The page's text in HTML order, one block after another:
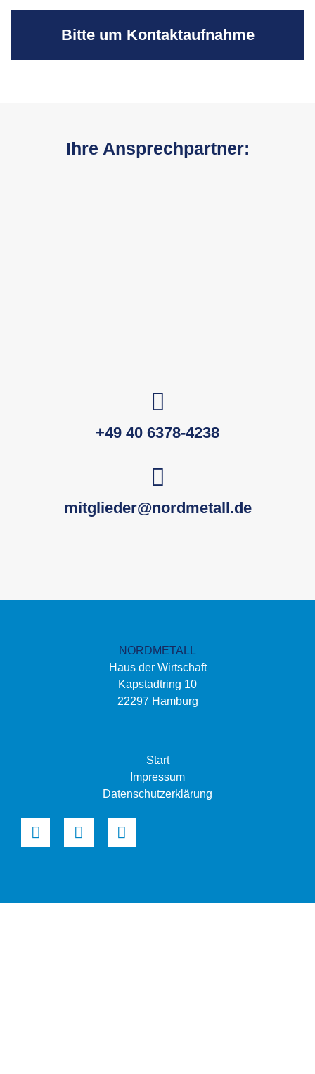
Bitte um Kontaktaufnahme
Ihre Ansprechpartner:
+49 40 6378-4238
mitglieder@nordmetall.de
NORDMETALL
Haus der Wirtschaft
Kapstadtring 10
22297 Hamburg
Start
Impressum
Datenschutzerklärung